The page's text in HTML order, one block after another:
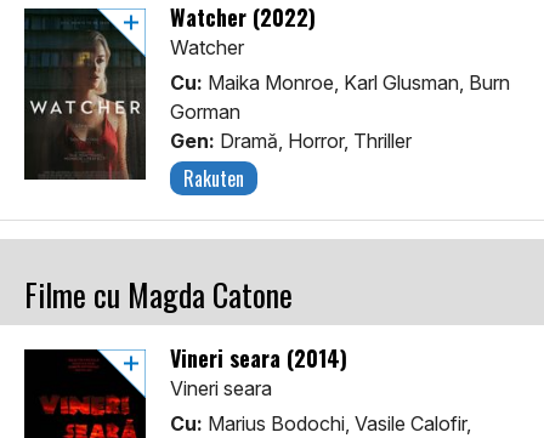
Watcher (2022)
Watcher
Cu: Maika Monroe, Karl Glusman, Burn
Gorman
Gen: Dramă, Horror, Thriller
Rakuten
Filme cu Magda Catone
Vineri seara (2014)
Vineri seara
Cu: Marius Bodochi, Vasile Calofir,